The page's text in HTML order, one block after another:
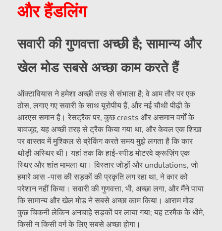
और हैंडलिंग
सवारी की गुणवत्ता अच्छी है; सामान्य और
खेल मोड सबसे अच्छा काम करते हैं
ऑक्टावियास ने हमेशा अच्छी तरह से संभाला है; वे आम तौर पर एक
ठोस, लगाए गए सवारी के साथ यूरोपीय हैं, और नई चौथी पीढ़ी के
आरएस समान है। रेसट्रैक पर, कुछ crests और असमान वर्गों के
बावजूद, यह अच्छी तरह से ट्रैक किया गया था, और केवल एक शिखा
पर वास्तव में मुश्किल से ब्रेकिंग करते समय मुझे लगता है कि कार
थोड़ी अस्थिर थी। यहां तक ​​कि हाई-स्पीड मोटरवे क्रूज़िंग एक
स्थिर और शांत मामला था। विस्तार जोड़ों और undulations, जो
हमारे आस -पास की सड़कों की प्रकृति लग रहा था, ने कार को
परेशान नहीं किया। सवारी की गुणवत्ता, भी, अच्छा लगा, और मैंने पाया
कि सामान्य और खेल मोड ने सबसे अच्छा काम किया। आराम मोड
कुछ चिकनी लेकिन अनचाहे सड़कों पर लाया गया; यह टरमैक के धीमे,
किसी न किसी वर्ग के लिए सबसे अच्छा होगा।